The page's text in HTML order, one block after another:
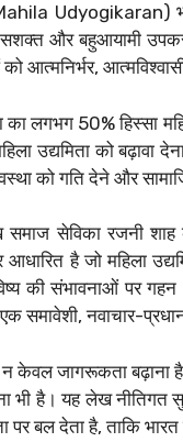
Udyogikaran)
और बहुआयामी
आत्मनिर्भर,
लगभग 50% हिस्सा
उद्यमिता को बढ़ावा
को गति देने और
सेविका रजनी
आधारित है जो महिला
की संभावनाओं पर
एक समावेशी, नवाचार-
केवल जागरूकता बढ़ाना
भी है। यह लेख नीतिगत
पर बल देता है, ताकि